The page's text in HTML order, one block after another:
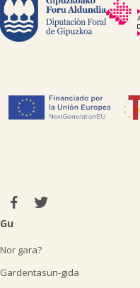
Gu
Nor gara?
Gardentasun-gida